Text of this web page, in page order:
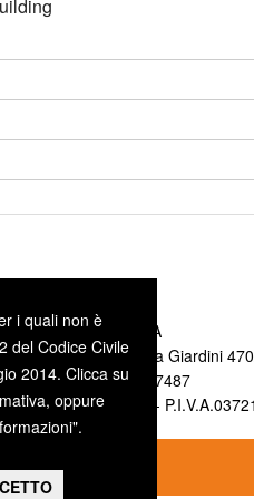
Sede di MODENA
Direzionale 70 Via Giardini
Tel. +39 059 9787487
REA MO412103 -
i quali non è
del Codice Civile
2014. Clicca su
oppure